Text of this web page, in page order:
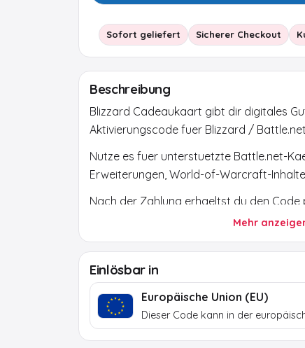
Sofort geliefert Sicherer Checkout
Beschreibung
Blizzard Cadeaukaart gibt dir digitales
Aktivierungscode fuer Blizzard /
Nutze es fuer unterstuetzte Battle.net-
Erweiterungen, World-of-Warcraft-
Nach der Zahlung erhaeltst du den Code
ueber die offizielle Plattform oder den
Mehr
Einlösbar in
Europäische Union (EU)
Dieser Code kann in der